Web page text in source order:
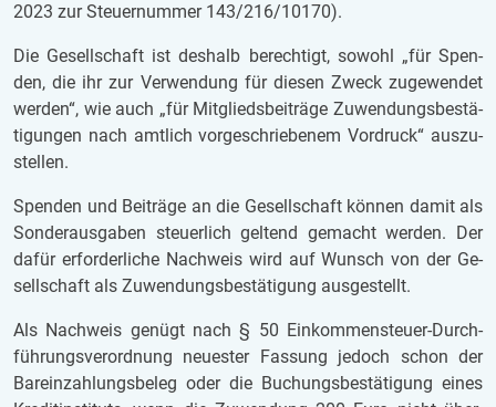
2023 zur Steu­er­num­mer 143/216/10170).
Die Ge­sell­schaft ist des­halb be­rech­tigt, so­wohl „für Spen­
den, die ihr zur Ver­wen­dung für die­sen Zweck zu­ge­wen­det
wer­den“, wie auch „für Mit­glieds­bei­trä­ge Zu­wen­dungs­be­stä­
ti­gun­gen nach amt­lich vor­ge­schrie­be­nem Vor­druck“ aus­zu­
stel­len.
Spen­den und Bei­trä­ge an die Ge­sell­schaft kön­nen damit als
Son­der­aus­ga­ben steu­er­lich gel­tend ge­macht wer­den. Der
dafür er­for­der­li­che Nach­weis wird auf Wunsch von der Ge­
sell­schaft als Zu­wen­dungs­be­stä­ti­gung aus­ge­stellt.
Als Nach­weis ge­nügt nach § 50 Ein­kom­men­steu­er-Durch­
füh­rungs­ver­ord­nung neu­es­ter Fas­sung je­doch schon der
Bar­ein­zah­lungs­be­leg oder die Bu­chungs­be­stä­ti­gung eines